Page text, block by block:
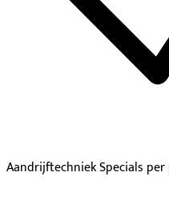
Aandrijftechniek Specials